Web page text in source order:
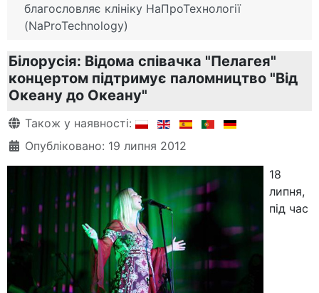
благословляє клініку НаПроТехнології
(NaProTechnology)
Білорусія: Відома співачка "Пелагея"
концертом підтримує паломництво "Від
Океану до Океану"
Деталі
Також у наявності:
Опубліковано: 19 липня 2012
18
липня,
під час